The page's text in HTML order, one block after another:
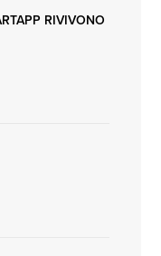
RIVIVONO